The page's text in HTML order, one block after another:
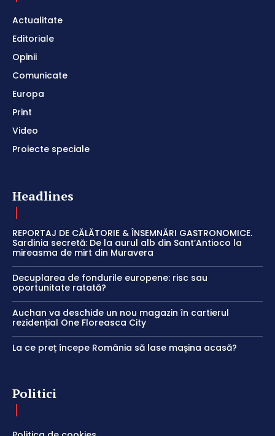
Actualitate
Editoriale
Opinii
Comunicate
Europa
Print
Video
Proiecte speciale
Headlines
REPORTAJ DE CĂLĂTORIE & ÎNSEMNĂRI GASTRONOMICE.
Sardinia secretă: De la aurul alb din Sant’Antioco la
mireasma de mirt din Muravera
Decuplarea de fondurile europene: risc sau
oportunitate ratată?
Auchan va deschide un nou magazin în cartierul
rezidențial One Floreasca City
La ce preț începe România să lase mașina acasă?
Politici